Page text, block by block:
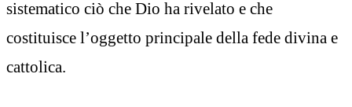
sistematico ciò che Dio ha rivelato e che
costituisce l’oggetto principale della fede divina e
cattolica.